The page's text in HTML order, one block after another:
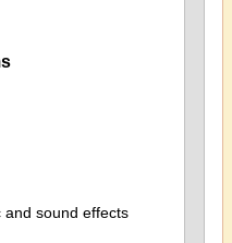
and sound effects